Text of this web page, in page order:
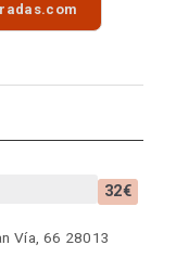
32€
Vía, 66 28013